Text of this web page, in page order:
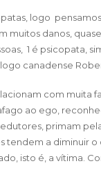
logo
muitos danos,
1 é psicopata,
canadense
com muita
ao ego,
primam
tendem a diminuir
isto é, a vítima.